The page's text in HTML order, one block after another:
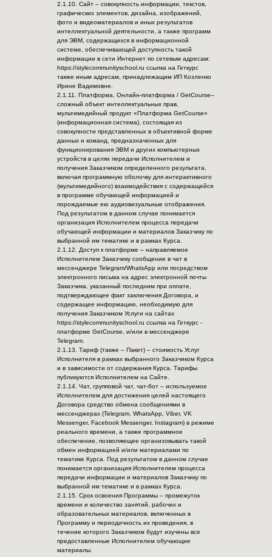
2.1.10. Сайт – совокупность информации, текстов,
графических элементов, дизайна, изображений,
фото и видеоматериалов и иных результатов
интеллектуальной деятельности, а также программ
для ЭВМ, содержащихся в информационной
системе, обеспечивающей доступность такой
информации в сети Интернет по сетевым адресам:
https://stylecommunityschool.ru ссылка на Геткурс
также иным адресам, принадлежащим ИП Козленко
Ирине Вадимовне.
2.1.11. Платформа, Онлайн-платформа / GetCourse–
сложный объект интеллектуальных прав,
мультимедийный продукт «Платформа GetCourse»
(информационная система), состоящая из
совокупности представленных в объективной форме
данных и команд, предназначенных для
функционирования ЭВМ и других компьютерных
устройств в целях передачи Исполнителем и
получения Заказчиком определенного результата,
включая программную оболочку для интерактивного
(мультимедийного) взаимодействия с содержащейся
в программе обучающей информацией и
порождаемые ею аудиовизуальные отображения.
Под результатом в данном случае понимается
организация Исполнителем процесса передачи
обучающей информации и материалов Заказчику по
выбранной им тематике и в рамках Курса.
2.1.12. Доступ к платформе – направляемое
Исполнителем Заказчику сообщение в чат в
мессенджере Telegram/WhatsApp или посредством
электронного письма на адрес электронной почты
Заказчика, указанный последним при оплате,
подтверждающее факт заключения Договора, и
содержащее информацию, необходимую для
получения Заказчиком Услуги на сайтах
https://stylecommunityschool.ru ссылка на Геткурс -
платформе GetCourse, и/или в мессенджере
Telegram.
2.1.13. Тариф (также – Пакет) – стоимость Услуг
Исполнителя в рамках выбранного Заказчиком Курса
и в зависимости от содержания Курса. Тарифы
публикуются Исполнителем на Сайте.
2.1.14. Чат, групповой чат, чат-бот – используемое
Исполнителем для достижения целей настоящего
Договора средство обмена сообщениями в
мессенджерах (Telegram, WhatsApp, Viber, VK
Messenger, Facebook Messenger, Instagram) в режиме
реального времени, а также программное
обеспечение, позволяющее организовывать такой
обмен информацией и/или материалами по
тематике Курса. Под результатом в данном случае
понимается организация Исполнителем процесса
передачи информации и материалов Заказчику по
выбранной им тематике и в рамках Курса.
2.1.15. Срок освоения Программы – промежуток
времени и количество занятий, рабочих и
образовательных материалов, включенных в
Программу и периодичность их проведения, в
течение которого Заказчиком будут изучены все
предоставленные Исполнителем обучающие
материалы.